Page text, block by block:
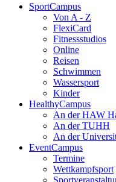
SportCampus
Von A - Z
FlexiCard
Fitnessstudios
Online
Reisen
Schwimmen
Wassersport
Kinder
HealthyCampus
An der HAW
An der TUHH
An der
EventCampus
Termine
Wettkampfsport